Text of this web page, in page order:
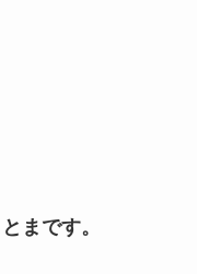
まです。